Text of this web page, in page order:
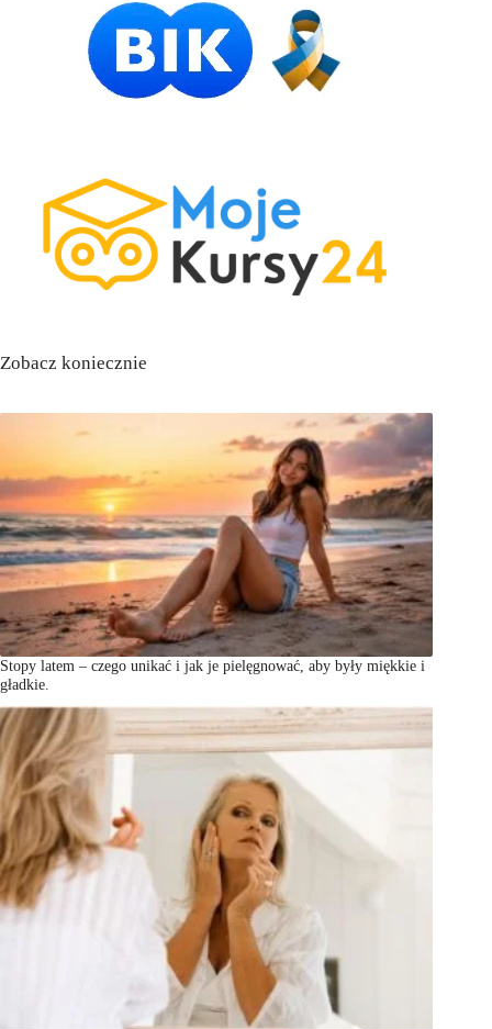
Zobacz koniecznie
Stopy latem – czego unikać i jak je pielęgnować, aby były miękkie i
gładkie.